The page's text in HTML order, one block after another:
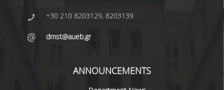
+30 210 8203129, 8203139
dmst@aueb.gr
ANNOUNCEMENTS